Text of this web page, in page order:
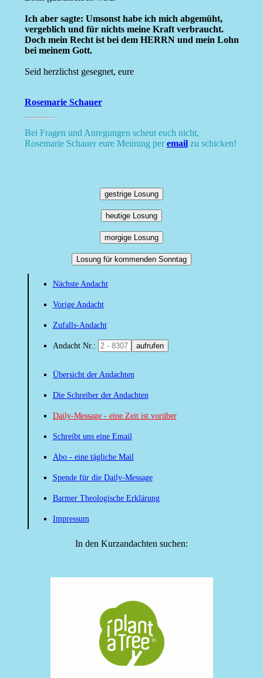
Ich aber sagte: Umsonst habe ich mich abgemüht,
vergeblich und für nichts meine Kraft verbraucht.
Doch mein Recht ist bei dem HERRN und mein Lohn
bei meinem Gott.
Seid herzlichst gesegnet, eure
Rosemarie Schauer
Bei Fragen und Anregungen scheut euch nicht,
Rosemarie Schauer eure Meinung peremailzu schicken!
gestrige Losung
heutige Losung
morgige Losung
Losung für kommenden Sonntag
Nächste Andacht
Vorige Andacht
Zufalls-Andacht
Andacht Nr.: aufrufen
Übersicht der Andachten
Die Schreiber der Andachten
Daily-Message - eine Zeit ist vorüber
Schreibt uns eine Email
Abo - eine tägliche Mail
Spende für die Daily-Message
Barmer Theologische Erklärung
Impressum
In den Kurzandachten suchen: